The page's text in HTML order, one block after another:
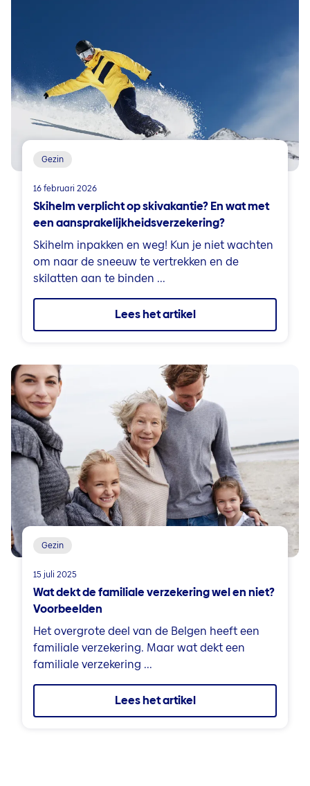
Gezin
16 februari 2026
Skihelm verplicht op skivakantie? En wat met
een aansprakelijkheidsverzekering?
Skihelm inpakken en weg! Kun je niet wachten
om naar de sneeuw te vertrekken en de
skilatten aan te binden ...
Lees het artikel
Gezin
15 juli 2025
Wat dekt de familiale verzekering wel en niet?
Voorbeelden
Het overgrote deel van de Belgen heeft een
familiale verzekering. Maar wat dekt een
familiale verzekering ...
Lees het artikel